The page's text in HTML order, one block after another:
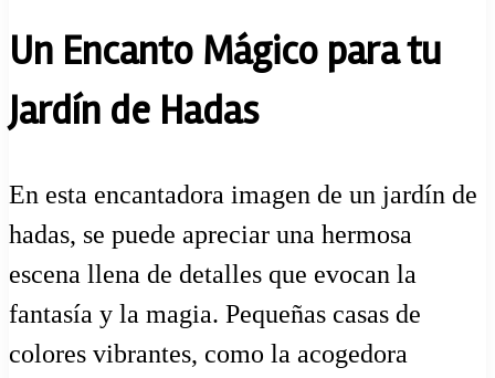
Un Encanto Mágico para tu
Jardín de Hadas
En esta encantadora imagen de un jardín de
hadas, se puede apreciar una hermosa
escena llena de detalles que evocan la
fantasía y la magia. Pequeñas casas de
colores vibrantes, como la acogedora